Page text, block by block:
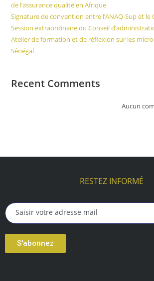
de l’assurance qualité en Afrique
Signature de convention entre l’ANAQ-Sup et le
Session extraordinaire du Conseil
Atelier de formation et de réflexion sur les
Sénégal
Recent Comments
Aucun
RESTEZ INFORMÉ
S'abonnez